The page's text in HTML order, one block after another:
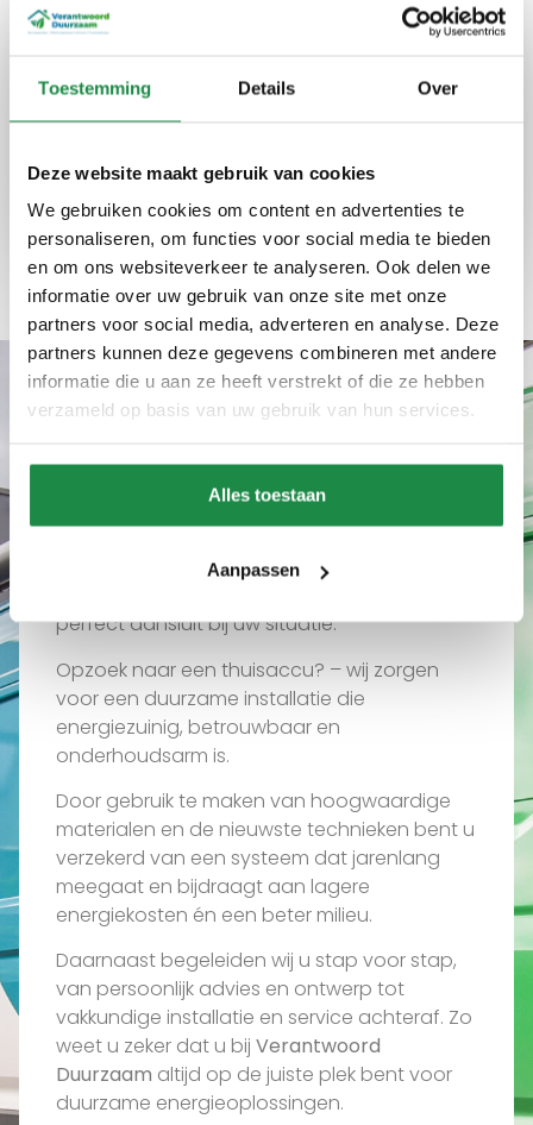
Toestemming Details Over
Deze website maakt gebruik van cookies
We gebruiken cookies om content en advertenties te
personaliseren, om functies voor social media te bieden
en om ons websiteverkeer te analyseren. Ook delen we
informatie over uw gebruik van onze site met onze
partners voor social media, adverteren en analyse. Deze
partners kunnen deze gegevens combineren met andere
informatie die u aan ze heeft verstrekt of die ze hebben
verzameld op basis van uw gebruik van hun services.
Alles toestaan
Aanpassen
energie
en installaties die uw energieverbruik
optimaliseren en kosten verlagen. Onze
een focus op kwaliteit en efficiëntie.
Expertise Kwaliteit Ervaring
Waarom een thuisaccu
laten plaatsen via ons?
Wij luisteren naar uw wensen en vertalen
perfect aansluit bij uw situatie.
Opzoek naar een thuisaccu? – wij zorgen
voor een duurzame installatie die
energiezuinig, betrouwbaar en
onderhoudsarm is.
Door gebruik te maken van hoogwaardige
materialen en de nieuwste technieken bent u
verzekerd van een systeem dat jarenlang
meegaat en bijdraagt aan lagere
energiekosten én een beter milieu.
Daarnaast begeleiden wij u stap voor stap,
van persoonlijk advies en ontwerp tot
vakkundige installatie en service achteraf. Zo
weet u zeker dat u bij Verantwoord
Duurzaam altijd op de juiste plek bent voor
duurzame energieoplossingen.